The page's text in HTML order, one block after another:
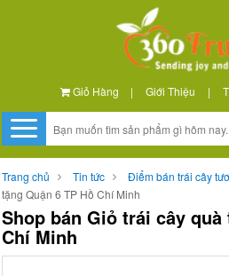
Giỏ Hàng | Giới Thiệu |
Trang chủ Tin tức Điểm bán trái cây
tặng Quận 6 TP Hồ Chí Minh
Shop bán Giỏ trái cây quà
Chí Minh